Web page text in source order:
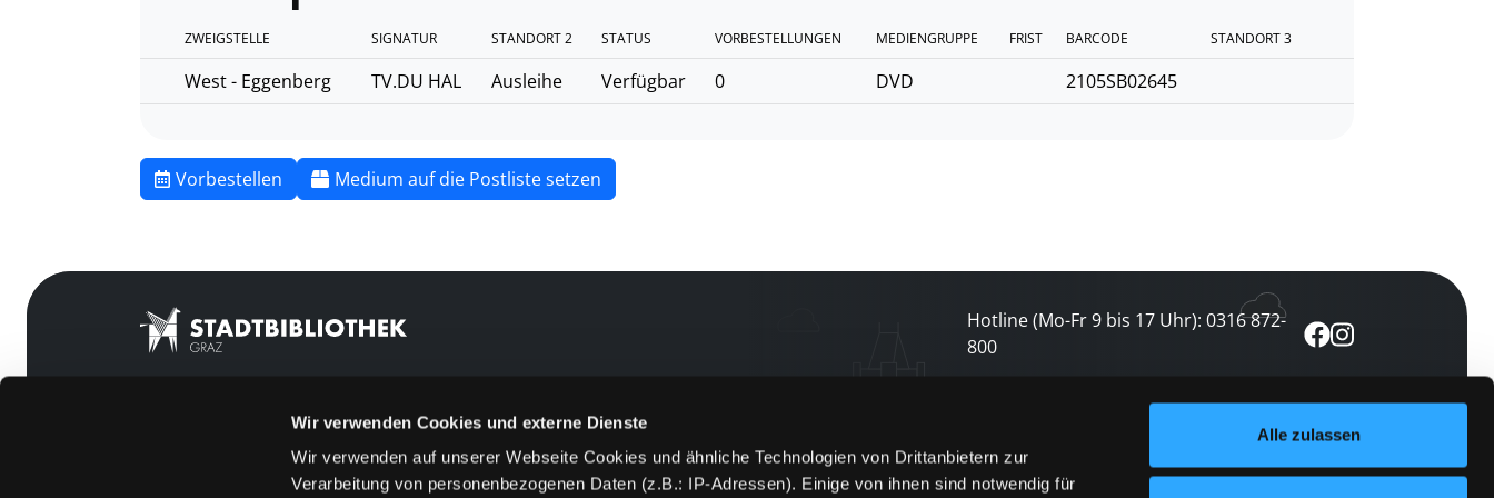
Wir verwenden Cookies und externe Dienste
Wir verwenden auf unserer Webseite Cookies und ähnliche Technologien von Drittanbietern zur
Verarbeitung von personenbezogenen Daten (z.B.: IP-Adressen). Einige von ihnen sind notwendig für
Alle zulassen
ZWEIGSTELLE SIGNATUR STANDORT 2 STATUS VORBESTELLUNGEN MEDIENGRUPPE FRIST BARCODE STANDORT 3
West - Eggenberg TV.DU HAL Ausleihe Verfügbar 0 DVD 2105SB02645
Vorbestellen Medium auf die Postliste setzen
Hotline (Mo-Fr 9 bis 17 Uhr): 0316 872-
800
Feedback
Kontakt
Newsletter abonnieren
und keine Veranstaltung verpassen